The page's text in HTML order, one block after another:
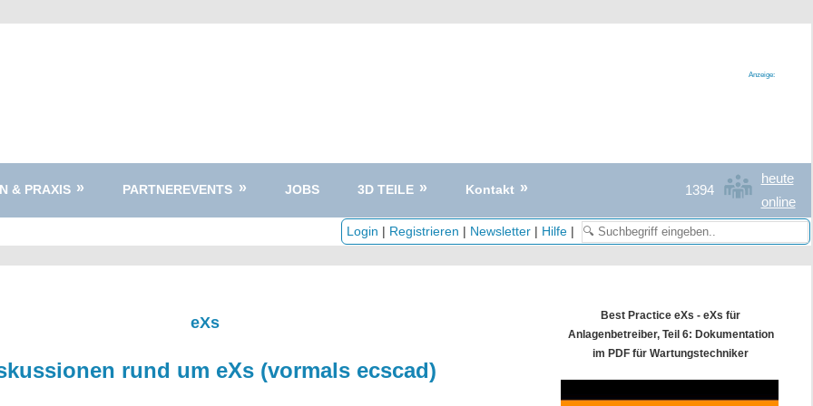
Anzeige:
& PRAXIS PARTNEREVENTS JOBS 3D TEILE Kontakt 1394
heute
online
Login | Registrieren | Newsletter| Hilfe|
eXs
rund um eXs (vormals ecscad)
Best Practice eXs - eXs für
Anlagenbetreiber, Teil 6: Dokumentation
im PDF für Wartungstechniker